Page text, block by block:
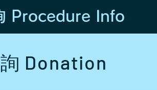
Procedure Info
Donation